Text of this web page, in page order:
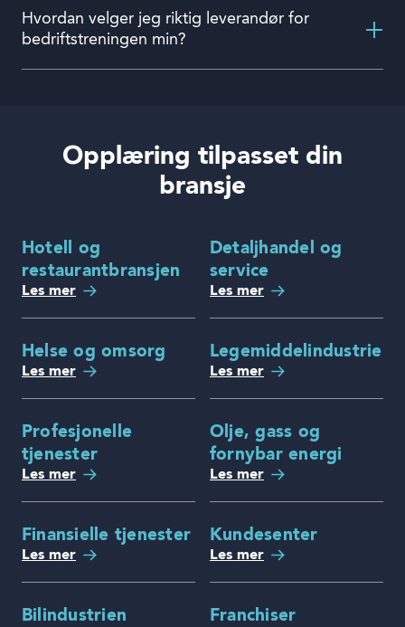
Hvordan velger jeg riktig leverandør for
bedriftstreningen min?
Opplæring tilpasset din
bransje
Hotell og
restaurantbransjen
Les mer
Detaljhandel og
service
Les mer
Helse og omsorg
Les mer
Legemiddelindustrien
Les mer
Profesjonelle
tjenester
Les mer
Olje, gass og
fornybar energi
Les mer
Finansielle tjenester
Les mer
Kundesenter
Les mer
Bilindustrien Franchiser